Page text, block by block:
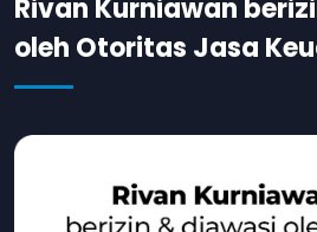
Rivan Kurniawan
oleh Otoritas Jasa